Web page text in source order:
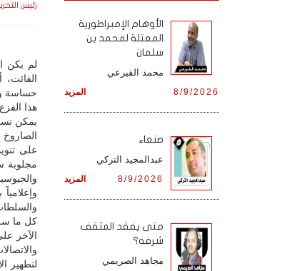
رئيس
لم يكن
حساسة
هذا
يمكن
على
مجلوبة
كل ما
الآخر
لتطهير
الأوهام الإمبراطورية
المعتلة لمحمد بن
سلمان
محمد القيرعي
المزيد 8/9/2026
صنعاء
عبدالمجيد التركي
المزيد 8/9/2026
متى يفقد المثقف
شرفه؟
مجاهد الصريمي